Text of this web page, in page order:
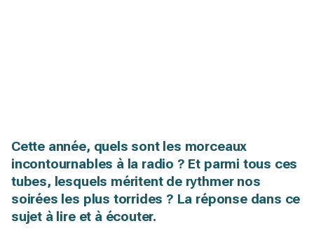
Cette année, quels sont les morceaux
incontournables à la radio ? Et parmi tous ces
tubes, lesquels méritent de rythmer nos
soirées les plus torrides ? La réponse dans ce
sujet à lire et à écouter.